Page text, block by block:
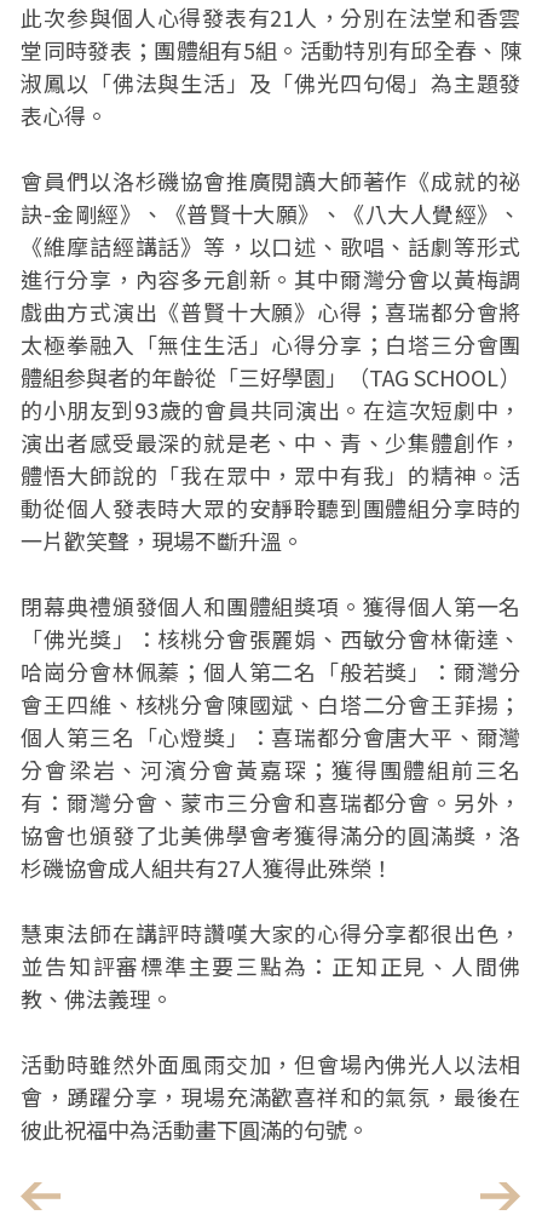
此次参與個人心得發表有21人，分別在法堂和香雲
堂同時發表；團體組有5組。活動特別有邱全春、陳
淑鳳以「佛法與生活」及「佛光四句偈」為主題發
表心得。
會員們以洛杉磯協會推廣閱讀大師著作《成就的祕
訣-金剛經》、《普賢十大願》、《八大人覺經》、
《維摩詰經講話》等，以口述、歌唱、話劇等形式
進行分享，內容多元創新。其中爾灣分會以黃梅調
戲曲方式演出《普賢十大願》心得；喜瑞都分會將
太極拳融入「無住生活」心得分享；白塔三分會團
體組参與者的年齡從「三好學園」（TAG SCHOOL）
的小朋友到93歲的會員共同演出。在這次短劇中，
演出者感受最深的就是老、中、青、少集體創作，
體悟大師說的「我在眾中，眾中有我」的精神。活
動從個人發表時大眾的安靜聆聽到團體組分享時的
一片歡笑聲，現場不斷升溫。
閉幕典禮頒發個人和團體組獎項。獲得個人第一名
「佛光獎」：核桃分會張麗娟、西敏分會林衛達、
哈崗分會林佩蓁；個人第二名「般若獎」：爾灣分
會王四維、核桃分會陳國斌、白塔二分會王菲揚；
個人第三名「心燈獎」：喜瑞都分會唐大平、爾灣
分會梁岩、河濱分會黃嘉琛；獲得團體組前三名
有：爾灣分會、蒙市三分會和喜瑞都分會。另外，
協會也頒發了北美佛學會考獲得滿分的圓滿獎，洛
杉磯協會成人組共有27人獲得此殊榮！
慧東法師在講評時讚嘆大家的心得分享都很出色，
並告知評審標準主要三點為：正知正見、人間佛
教、佛法義理。
活動時雖然外面風雨交加，但會場內佛光人以法相
會，踴躍分享，現場充滿歡喜祥和的氣氛，最後在
彼此祝福中為活動畫下圓滿的句號。